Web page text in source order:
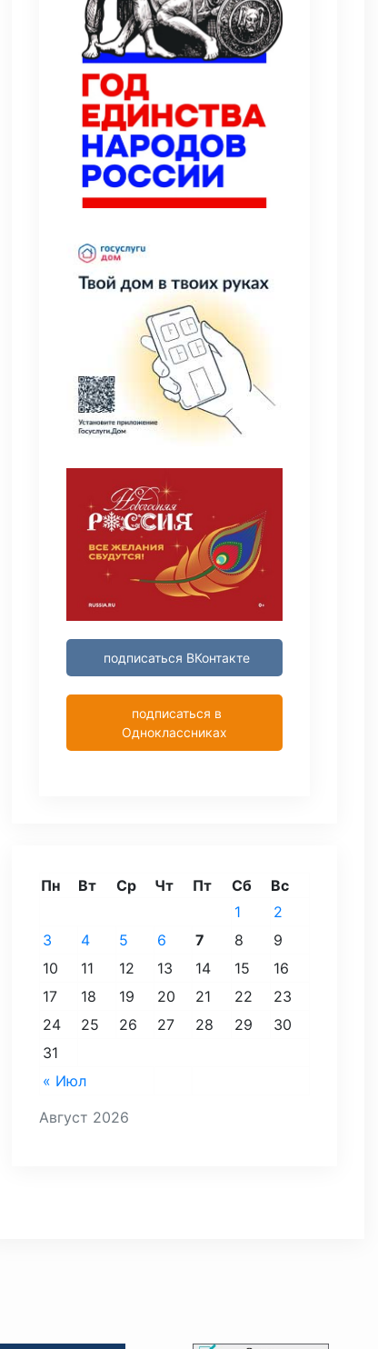
подписаться ВКонтакте
подписаться в
Одноклассниках
Август 2026
Пн Вт Ср Чт Пт Сб Вс
« Июл
1
2
3
4 5 6 7 8
9
10
11 12 13 14 15
16
17
18 19 20 21 22
23
24
25 26 27 28 29
30
31